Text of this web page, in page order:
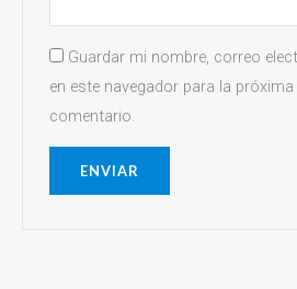
Guardar mi nombre, correo
en este navegador para la
comentario.